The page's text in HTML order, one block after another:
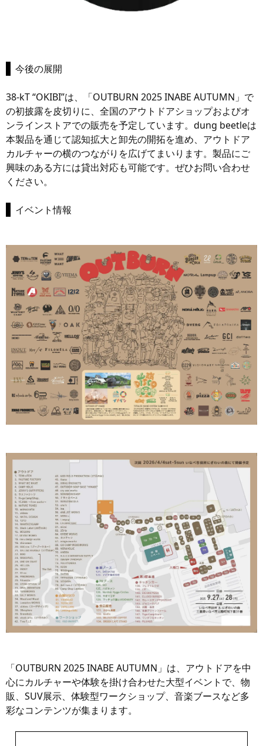
今後の展開
38-kT “OKIBI”は、「OUTBURN 2025 INABE AUTUMN」で
の初披露を皮切りに、全国のアウトドアショップおよびオ
ンラインストアでの販売を予定しています。dung beetleは
本製品を通じて認知拡大と卸先の開拓を進め、アウトドア
カルチャーの横のつながりを広げてまいります。製品にご
興味のある方には貸出対応も可能です。ぜひお問い合わせ
ください。
イベント情報
「OUTBURN 2025 INABE AUTUMN」は、アウトドアを中
心にカルチャーや体験を掛け合わせた大型イベントで、物
販、SUV展示、体験型ワークショップ、音楽ブースなど多
彩なコンテンツが集まります。